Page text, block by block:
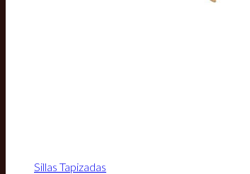
Sillas Tapizadas